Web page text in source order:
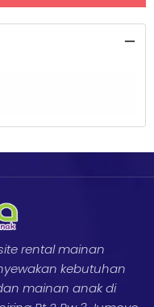
rental mainan
kebutuhan
mainan anak di